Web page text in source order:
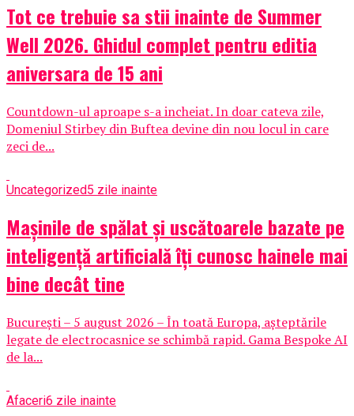
Tot ce trebuie sa stii inainte de Summer
Well 2026. Ghidul complet pentru editia
aniversara de 15 ani
Countdown-ul aproape s-a incheiat. In doar cateva zile,
Domeniul Stirbey din Buftea devine din nou locul in care
zeci de...
Uncategorized5 zile inainte
Mașinile de spălat și uscătoarele bazate pe
inteligență artificială îți cunosc hainele mai
bine decât tine
București – 5 august 2026 – În toată Europa, așteptările
legate de electrocasnice se schimbă rapid. Gama Bespoke AI
de la...
Afaceri6 zile inainte